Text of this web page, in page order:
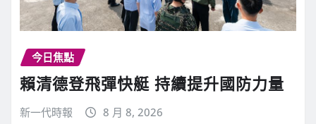
今日焦點
賴清德登飛彈快艇 持續提升國防力量
新一代時報 8 月 8, 2026